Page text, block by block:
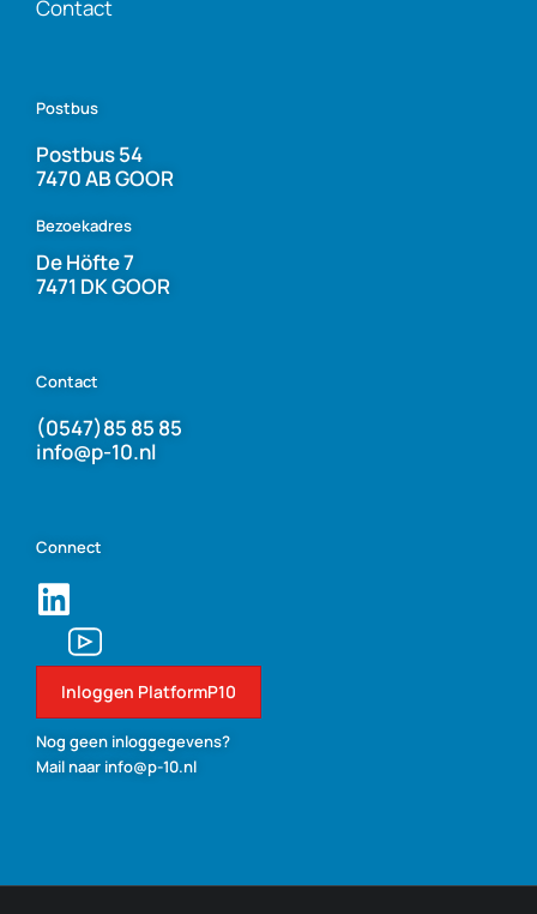
Contact
Postbus
Postbus 54
7470 AB GOOR
Bezoekadres
De Höfte 7
7471 DK GOOR
Contact
(0547)85 85 85
info@p-10.nl
Connect
Inloggen PlatformP10
Nog geen inloggegevens?
Mail naar info@p-10.nl